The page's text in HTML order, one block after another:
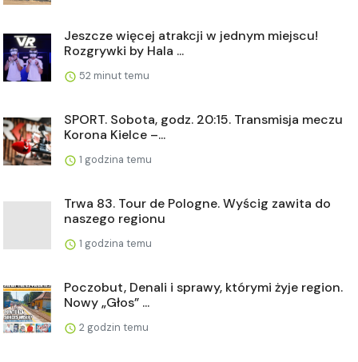
Jeszcze więcej atrakcji w jednym miejscu!
Rozgrywki by Hala ...
52 minut temu
SPORT. Sobota, godz. 20:15. Transmisja meczu
Korona Kielce –...
1 godzina temu
Trwa 83. Tour de Pologne. Wyścig zawita do
naszego regionu
1 godzina temu
Poczobut, Denali i sprawy, którymi żyje region.
Nowy „Głos” ...
2 godzin temu